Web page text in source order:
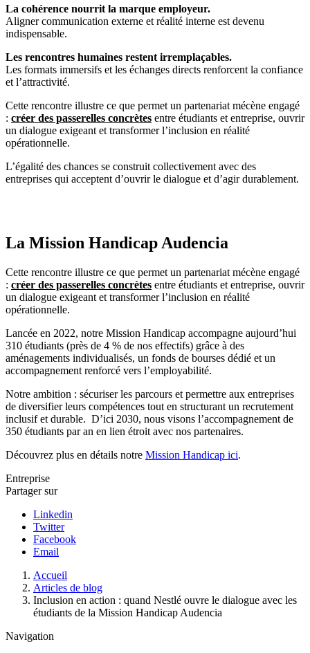
La cohérence nourrit la marque employeur.
Aligner communication externe et réalité interne est devenu
indispensable.
Les rencontres humaines restent irremplaçables.
Les formats immersifs et les échanges directs renforcent la confiance
et l’attractivité.
Cette rencontre illustre ce que permet un partenariat mécène engagé
: créer des passerelles concrètes entre étudiants et entreprise, ouvrir
un dialogue exigeant et transformer l’inclusion en réalité
opérationnelle.
L’égalité des chances se construit collectivement avec des
entreprises qui acceptent d’ouvrir le dialogue et d’agir durablement.
La Mission Handicap Audencia
Cette rencontre illustre ce que permet un partenariat mécène engagé
: créer des passerelles concrètes entre étudiants et entreprise, ouvrir
un dialogue exigeant et transformer l’inclusion en réalité
opérationnelle.
Lancée en 2022, notre Mission Handicap accompagne aujourd’hui
310 étudiants (près de 4 % de nos effectifs) grâce à des
aménagements individualisés, un fonds de bourses dédié et un
accompagnement renforcé vers l’employabilité.
Notre ambition : sécuriser les parcours et permettre aux entreprises
de diversifier leurs compétences tout en structurant un recrutement
inclusif et durable. D’ici 2030, nous visons l’accompagnement de
350 étudiants par an en lien étroit avec nos partenaires.
Découvrez plus en détails notre Mission Handicap ici.
Entreprise
Partager sur
Linkedin
Twitter
Facebook
Email
d'Ariane
Accueil
Articles de blog
Inclusion en action : quand Nestlé ouvre le dialogue avec les
étudiants de la Mission Handicap Audencia
Navigation